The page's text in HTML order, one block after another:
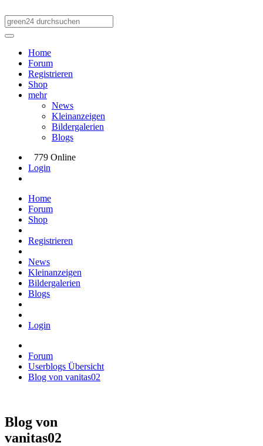
Home
Forum
Registrieren
Shop
mehr
News
Kleinanzeigen
Bildergalerien
Blogs
779 Online
Login
Home
Forum
Shop
Registrieren
News
Kleinanzeigen
Bildergalerien
Blogs
Login
Forum
Userblogs Übersicht
Blog von vanitas02
Blog von
vanitas02